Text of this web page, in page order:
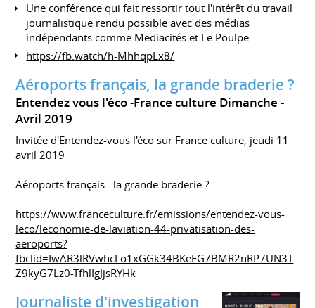
Une conférence qui fait ressortir tout l'intérêt du travail
journalistique rendu possible avec des médias
indépendants comme Mediacités et Le Poulpe
https://fb.watch/h-MhhqpLx8/
Aéroports français, la grande braderie ?
Entendez vous l'éco -France culture Dimanche
Avril 2019
Invitée d'Entendez-vous l'éco sur France culture, jeudi 11
avril 2019
Aéroports français : la grande braderie ?
https://www.franceculture.fr/emissions/entendez-vous-
leco/leconomie-de-laviation-44-privatisation-des-
aeroports?
fbclid=IwAR3lRVwhcLo1xGGk34BKeEG7BMR2nRP7UN3T
Z9kyG7Lz0-TfhlIgJjsRYHk
Journaliste d'investigation